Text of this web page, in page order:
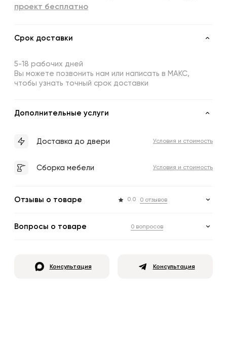
проект бесплатно
Срок доставки
5-18 рабочих дней
Вы можете позвонить нам или написать в МАКС,
чтобы узнать точный срок доставки
Дополнительные услуги
Доставка до двери Условия и стоимость
Сборка мебели Условия и стоимость
Отзывы о товаре 0.0 0 отзывов
Вопросы о товаре 0 вопросов
Консультация Консультация